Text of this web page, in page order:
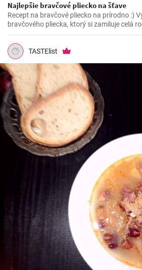
Najlepšie bravčové pliecko na šťave
Recept na bravčové pliecko na prírodno :)
bravčového pliecka, ktorý si zamiluje celá
dispozícií pár ingrediencií a vynikajúce
na svete.
TASTElist